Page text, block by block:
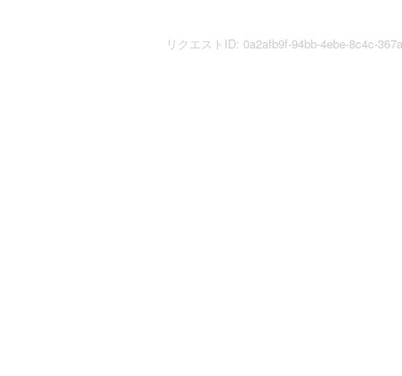
リクエストID: 0a2afb9f-94bb-4ebe-8c4c-